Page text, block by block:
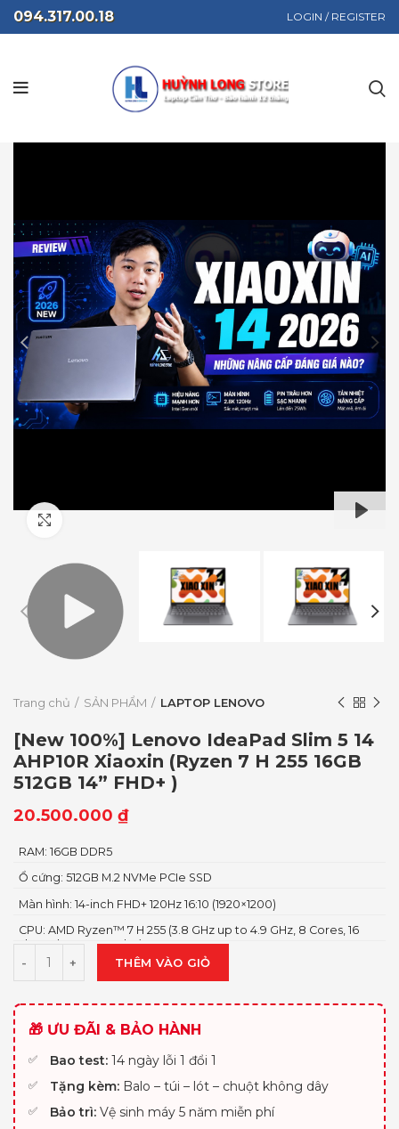
094.317.00.18 LOGIN / REGISTER
Trang chủ SẢN PHẨM LAPTOP LENOVO
[New 100%] Lenovo IdeaPad Slim 5 14
AHP10R Xiaoxin (Ryzen 7 H 255 16GB
512GB 14” FHD+ )
20.500.000 ₫
RAM: 16GB DDR5
Ổ cứng: 512GB M.2 NVMe PCIe SSD
Màn hình: 14-inch FHD+ 120Hz 16:10 (1920×1200)
CPU: AMD Ryzen™ 7 H 255 (3.8 GHz up to 4.9 GHz, 8 Cores, 16
Threads, 16MB Cache)
THÊM VÀO GIỎ
🎁 ƯU ĐÃI & BẢO HÀNH
Bao test: 14 ngày lỗi 1 đổi 1
Tặng kèm: Balo – túi – lót – chuột không dây
Bảo trì: Vệ sinh máy 5 năm miễn phí